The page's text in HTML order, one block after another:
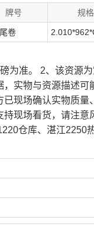
牌号 规格
卷
为准。 2、该资源
实物与资源描述
现场确认实物质
现场看货，请注
仓库、湛江2250